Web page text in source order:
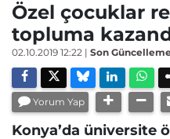
Özel çocuklar
topluma
02.10.2019 12:22 | Son
Yorum Yap
Konya’da üniversite